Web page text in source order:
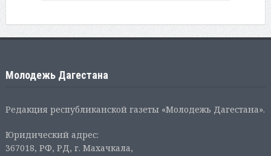
Молодежь Дагестана
Редакция республиканской газеты «Молодежь Дагестана».
Юридический адрес:
367018, РФ, РД, г. Махачкала,